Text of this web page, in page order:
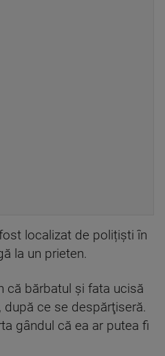
localizat de polițiști în
la un prieten.
că bărbatul şi fata ucisă
ce se despărţiseră.
gândul că ea ar putea fi